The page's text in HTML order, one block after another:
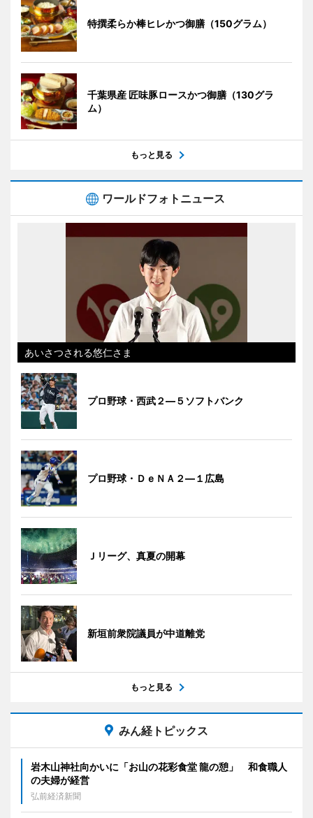
特撰柔らか棒ヒレかつ御膳（150グラム）
千葉県産 匠味豚ロースかつ御膳（130グラ
ム）
もっと見る
ワールドフォトニュース
あいさつされる悠仁さま
プロ野球・西武２―５ソフトバンク
プロ野球・ＤｅＮＡ２―１広島
Ｊリーグ、真夏の開幕
新垣前衆院議員が中道離党
もっと見る
みん経トピックス
岩木山神社向かいに「お山の花彩食堂 龍の憩」 和食職人
の夫婦が経営
弘前経済新聞